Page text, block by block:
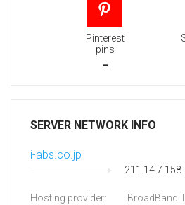
Pinterest
pins
-
SERVER NETWORK INFO
i-abs.co.jp
211.14.7.158
Hosting provider: BroadBand